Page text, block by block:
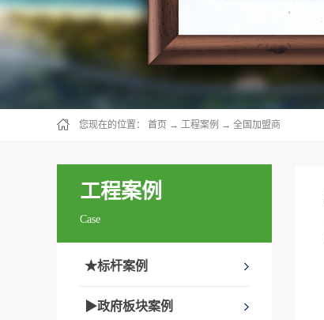
您现在的位置： 首页 → 工程案例 → 全国加盟商
工程案例
Case
★标杆案例
▶政府板块案例